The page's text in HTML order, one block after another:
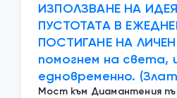
ИЗПОЛЗВАНЕ НА
ПУСТОТАТА В
ПОСТИГАНЕ НА
помогнем на света,
едновременно.
Мост към Диамантения